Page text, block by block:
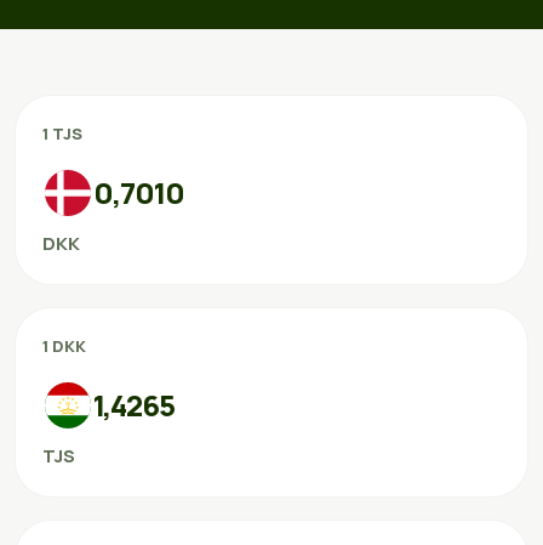
1 TJS
0,7010
DKK
1 DKK
1,4265
TJS